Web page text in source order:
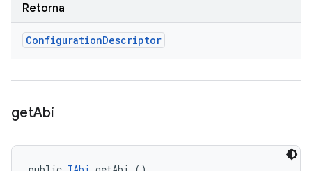
Retorna
ConfigurationDescriptor
getAbi